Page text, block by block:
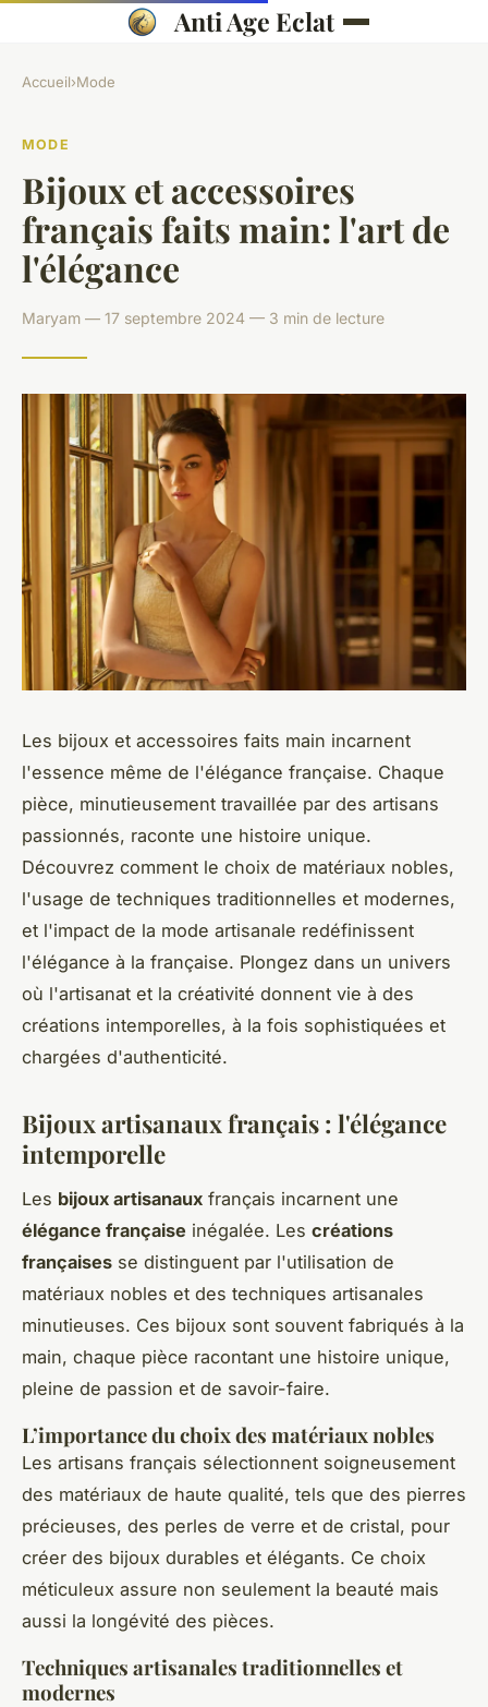
Anti Age Eclat
Accueil›Mode
MODE
Bijoux et accessoires
français faits main: l'art de
l'élégance
Maryam — 17 septembre 2024 — 3 min de lecture
Les bijoux et accessoires faits main incarnent
l'essence même de l'élégance française. Chaque
pièce, minutieusement travaillée par des artisans
passionnés, raconte une histoire unique.
Découvrez comment le choix de matériaux nobles,
l'usage de techniques traditionnelles et modernes,
et l'impact de la mode artisanale redéfinissent
l'élégance à la française. Plongez dans un univers
où l'artisanat et la créativité donnent vie à des
créations intemporelles, à la fois sophistiquées et
chargées d'authenticité.
Bijoux artisanaux français : l'élégance
intemporelle
Les bijoux artisanaux français incarnent une
élégance française inégalée. Les créations
françaises se distinguent par l'utilisation de
matériaux nobles et des techniques artisanales
minutieuses. Ces bijoux sont souvent fabriqués à la
main, chaque pièce racontant une histoire unique,
pleine de passion et de savoir-faire.
L’importance du choix des matériaux nobles
Les artisans français sélectionnent soigneusement
des matériaux de haute qualité, tels que des pierres
précieuses, des perles de verre et de cristal, pour
créer des bijoux durables et élégants. Ce choix
méticuleux assure non seulement la beauté mais
aussi la longévité des pièces.
Techniques artisanales traditionnelles et
modernes